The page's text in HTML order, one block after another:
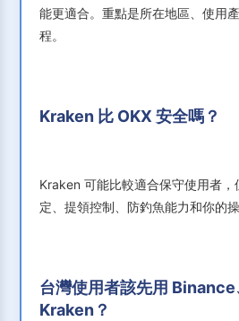
能更適合。重點是所在地區、使用
程。
Kraken 比 OKX 安全嗎？
Kraken 可能比較適合保守使用者，
定、提領控制、防釣魚能力和你的操
台灣使用者該先用
Kraken？